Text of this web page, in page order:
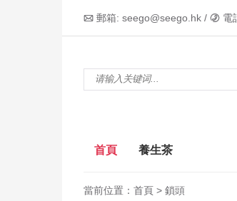
 郵箱: seego@seego.hk /  電
首頁 養生茶
當前位置： 首頁 > 鎖頭